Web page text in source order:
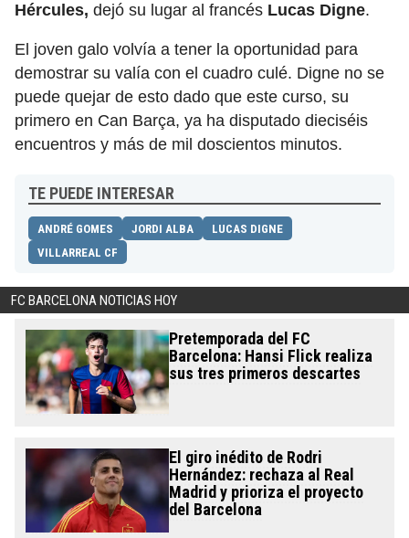
Hércules, dejó su lugar al francés Lucas Digne.
El joven galo volvía a tener la oportunidad para
demostrar su valía con el cuadro culé. Digne no se
puede quejar de esto dado que este curso, su
primero en Can Barça, ya ha disputado dieciséis
encuentros y más de mil doscientos minutos.
TE PUEDE INTERESAR
ANDRÉ GOMES JORDI ALBA
LUCAS DIGNE
VILLARREAL CF
FC BARCELONA NOTICIAS HOY
Pretemporada del FC
Barcelona: Hansi Flick realiza
sus tres primeros descartes
El giro inédito de Rodri
Hernández: rechaza al Real
Madrid y prioriza el proyecto
del Barcelona